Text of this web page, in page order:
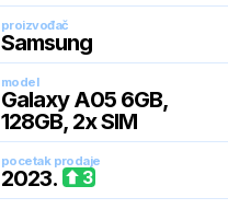
proizvođač
Samsung
model
Galaxy A05 6GB,
128GB, 2x SIM
pocetak prodaje
2023. 3